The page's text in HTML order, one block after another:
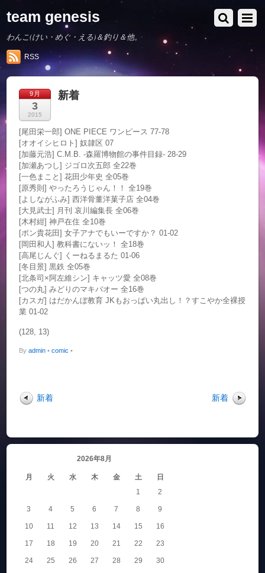
team genesis
わんこ(けい・めぐ・える)＆釣り＆他。
RSS
9月
3
2015
新着
[尾田栄一郎] ONE PIECE ワンピース 77-78
[オオイシヒロト] 奴隷区 07
[加藤元浩] C.M.B. -森羅博物館の事件目録- 28-29
[加瀬あつし] ジゴロ次五郎 全22巻
[一色まこと] 花田少年史 全05巻
[原秀則] やったろうじゃん！！ 全19巻
[よしながふみ] 西洋骨董洋菓子店 全04巻
[大見武士] 月刊 哀川編集長 全06巻
[木村紺] 神戸在住 全10巻
[ポン貴花田] 女子アナでもいーですか？ 01-02
[岡田和人] 教科書にないッ！ 全18巻
[高尾じんぐ] くーねるまるた 01-06
[冬目景] 黒鉄 全05巻
[北条司×阿左維シン] キャッツ愛 全08巻
[つの丸] みどりのマキバオー 全16巻
[カスガ] はだかんぼ教育 JKもおっぱい丸出し！？すこやか全裸授
業 01-02
(128, 13)
Byadmin • comic •
新着 新着
2026年8月
月 火 水 木 金 土 日
1 2
3 4 5 6 7 8 9
10 11 12 13 14 15 16
17 18 19 20 21 22 23
24 25 26 27 28 29 30